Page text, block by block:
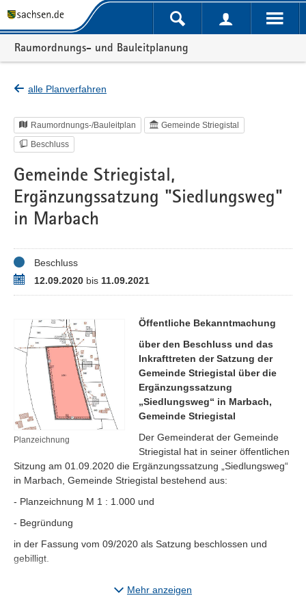
Raumordnungs- und Bauleitplanung
alle Planverfahren
Raumordnungs-/Bauleitplan Gemeinde Striegistal
Beschluss
Gemeinde Striegistal,
Ergänzungssatzung "Siedlungsweg"
in Marbach
StatusBeschluss
Zeitraum12.09.2020 bis 11.09.2021
Planzeichnung
Öffentliche Bekanntmachung
über den Beschluss und das
Inkrafttreten der Satzung der
Gemeinde Striegistal über die
Ergänzungssatzung
„Siedlungsweg“ in Marbach,
Gemeinde Striegistal
Der Gemeinderat der Gemeinde
Striegistal hat in seiner öffentlichen
Sitzung am 01.09.2020 die Ergänzungssatzung „Siedlungsweg“
in Marbach, Gemeinde Striegistal bestehend aus:
- Planzeichnung M 1 : 1.000 und
- Begründung
in der Fassung vom 09/2020 als Satzung beschlossen und
gebilligt.
bekannt gemacht. Der räumliche Geltungsbereich ergibt sich
Mehr anzeigen